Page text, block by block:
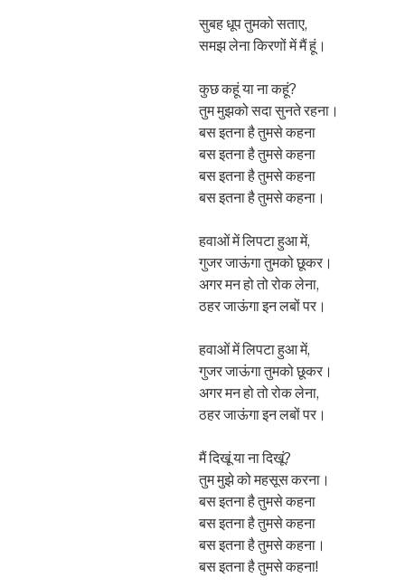
सुबह धूप तुमको सताए,
समझ लेना किरणों में मैं हूं।
कुछ कहूं या ना कहूं?
तुम मुझको सदा सुनते रहना।
बस इतना है तुमसे कहना
बस इतना है तुमसे कहना
बस इतना है तुमसे कहना
बस इतना है तुमसे कहना।
हवाओं में लिपटा हुआ में,
गुजर जाऊंगा तुमको छूकर।
अगर मन हो तो रोक लेना,
ठहर जाऊंगा इन लबों पर।
हवाओं में लिपटा हुआ में,
गुजर जाऊंगा तुमको छूकर।
अगर मन हो तो रोक लेना,
ठहर जाऊंगा इन लबों पर।
मैं दिखूं या ना दिखूं?
तुम मुझे को महसूस करना।
बस इतना है तुमसे कहना
बस इतना है तुमसे कहना
बस इतना है तुमसे कहना।
बस इतना है तुमसे कहना!